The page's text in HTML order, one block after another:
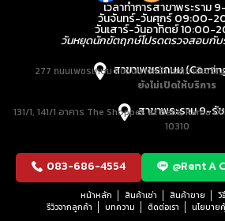
เวลาทำการสาขาพระราม
วันจันทร์-วันศุกร์ 09:00-
วันเสาร์-วันอาทิตย์ 10:00-
วันหยุดนักขัตฤกษ์โปรดตรวจสอบกับ
สาขาเพชรเกษม
277 ถนนเพชรเกษม แขวงบางหว้า เขตภาษีเจริ
ยังไม่เปิดให้บริการ
สาขาพระราม 9-รั
131/1, 141/1 อาคาร The Shoppes at Belle, Rama
10310
083-686-4554 @Rent A
หน้าหลัก สินค้าเช่า สินค้าขาย
วิ
รีวิวจากลูกค้า
บทความ ติดต่อเรา นโยบาย